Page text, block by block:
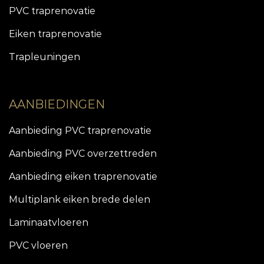
PVC traprenovatie
Eiken traprenovatie
Trapleuningen
AANBIEDINGEN
Aanbieding PVC traprenovatie
Aanbieding PVC overzettreden
Aanbieding eiken traprenovatie
Multiplank eiken brede delen
Laminaatvloeren
PVC vloeren